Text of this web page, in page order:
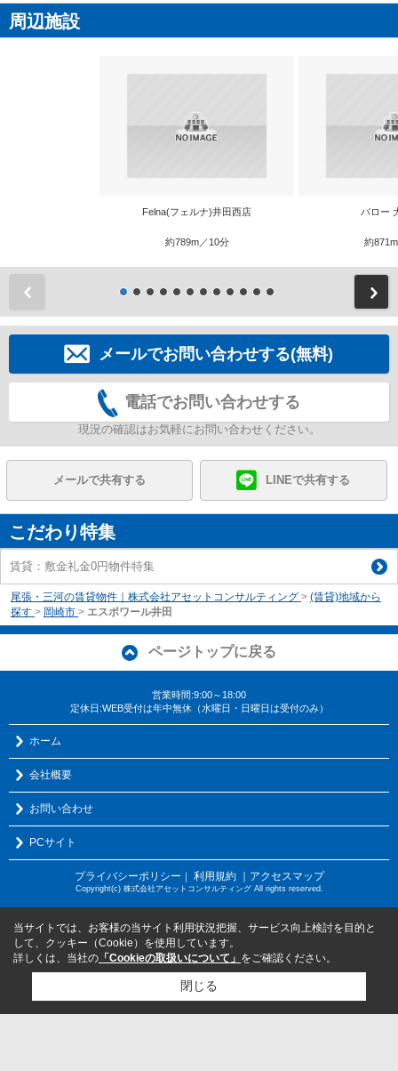
周辺施設
Felna(フェルナ)井田西店
約789m／10分
バロー
約
メールでお問い合わせする(無料)
電話でお問い合わせする
現況の確認はお気軽にお問い合わせください。
メールで共有する LINEで共有する
こだわり特集
賃貸：敷金礼金0円物件特集
尾張・三河の賃貸物件｜株式会社アセットコンサルティング > (賃貸)地域から
探す > 岡崎市 > エスポワール井田
ページトップに戻る
営業時間:9:00～18:00
定休日:WEB受付は年中無休（水曜日・日曜日は受付のみ）
ホーム
会社概要
お問い合わせ
PCサイト
プライバシーポリシー 利用規約 ｜アクセスマップ
Copyright(c) 株式会社アセットコンサルティング All rights reserved.
当サイトでは、お客様の当サイト利用状況把握、サービス向上検討を目的と
して、クッキー（Cookie）を使用しています。
詳しくは、当社の 「Cookieの取扱いについて」 をご確認ください。
閉じる